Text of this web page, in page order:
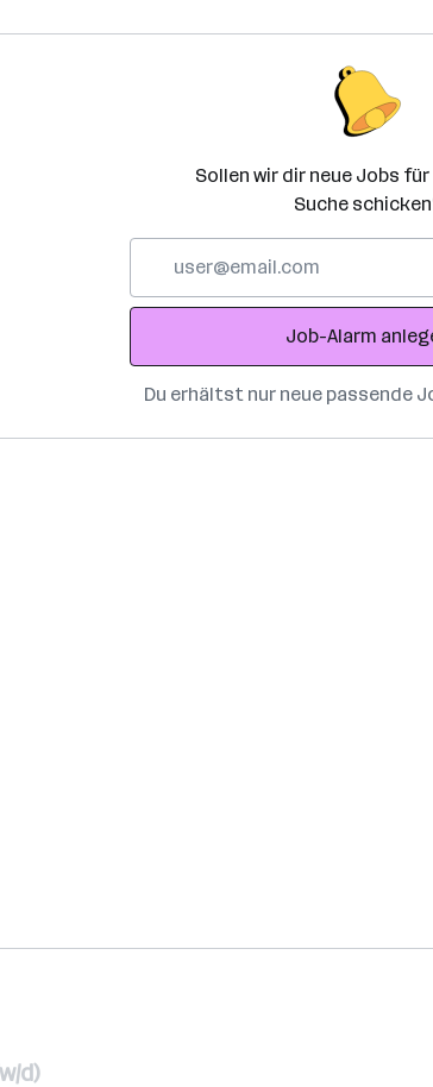
Sollen wir dir neue Jobs
Suche
Adresse
Job-Alarm
Du erhältst nur neue passende
d)